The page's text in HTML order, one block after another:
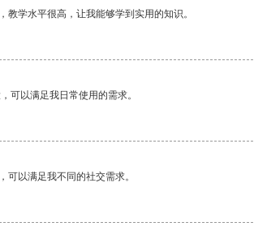
教学水平很高，让我能够学到实用的知识。
可以满足我日常使用的需求。
可以满足我不同的社交需求。